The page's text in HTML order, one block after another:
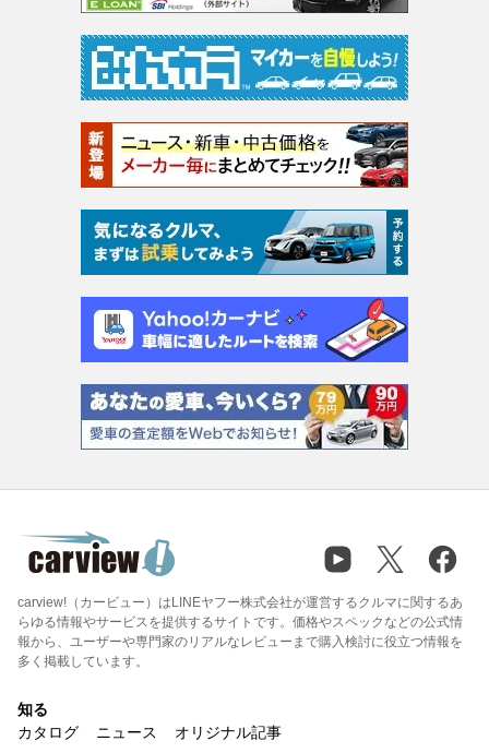
carview!（カービュー）はLINEヤフー株式会社が運営するクルマに関するあ
らゆる情報やサービスを提供するサイトです。価格やスペックなどの公式情
報から、ユーザーや専門家のリアルなレビューまで購入検討に役立つ情報を
多く掲載しています。
知る
カタログ
ニュース オリジナル記事